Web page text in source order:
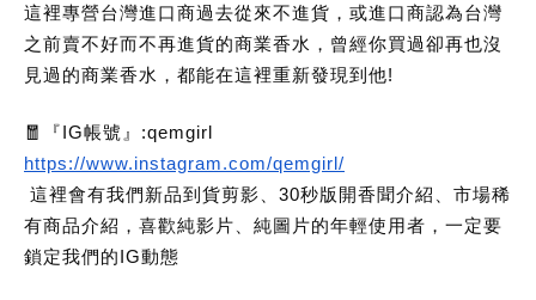
這裡專營台灣進口商過去從來不進貨，或進口商認為台灣
之前賣不好而不再進貨的商業香水，曾經你買過卻再也沒
見過的商業香水，都能在這裡重新發現到他!
🧧『IG帳號』:qemgirl
https://www.instagram.com/qemgirl/
這裡會有我們新品到貨剪影、30秒版開香聞介紹、市場稀
有商品介紹，喜歡純影片、純圖片的年輕使用者，一定要
鎖定我們的IG動態